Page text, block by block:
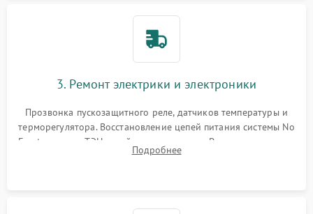
3. Ремонт электрики и электроники
Прозвонка пускозащитного реле, датчиков температуры и
терморегулятора. Восстановление цепей питания системы No
Frost, включая ТЭН оттайки и вентилятор. Ремонт или замена
платы управления при сбоях алгоритмов.
Подробнее